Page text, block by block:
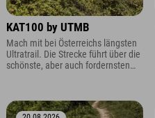
KAT100 by UTMB
Mach mit bei Österreichs längsten
Ultratrail. Die Strecke führt über die
schönste, aber auch fordernsten
unterschiedlichen
Schwierigkeitsgraden zur Auswahl.